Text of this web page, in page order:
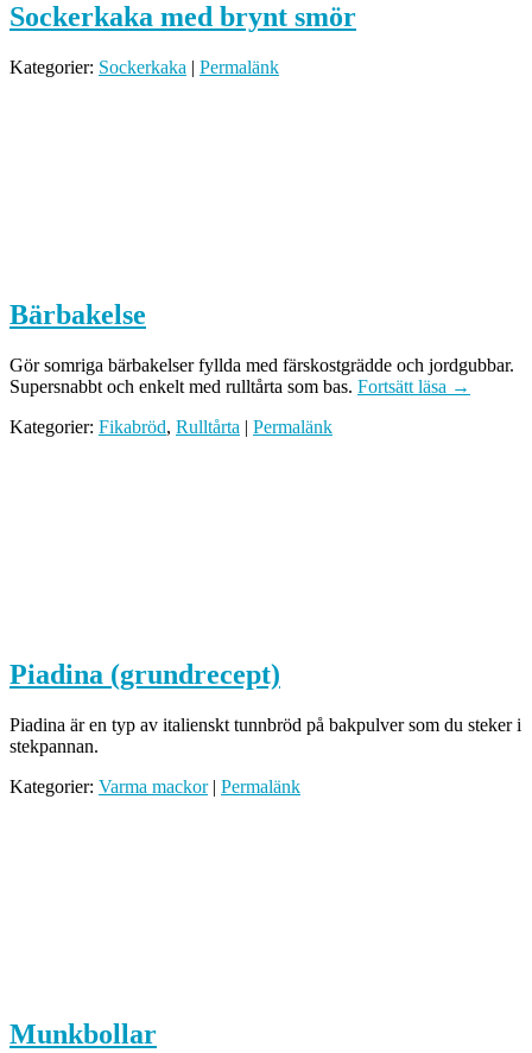
Sockerkaka med brynt smör
Kategorier: Sockerkaka | Permalänk
Bärbakelse
Gör somriga bärbakelser fyllda med färskostgrädde och jordgubbar.
Supersnabbt och enkelt med rulltårta som bas. Fortsätt läsa →
Kategorier: Fikabröd, Rulltårta | Permalänk
Piadina (grundrecept)
Piadina är en typ av italienskt tunnbröd på bakpulver som du steker i
stekpannan.
Kategorier: Varma mackor| Permalänk
Munkbollar